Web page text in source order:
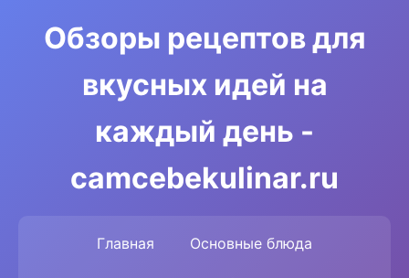
Обзоры рецептов для
вкусных идей на
каждый день -
camcebekulinar.ru
Главная Основные блюда